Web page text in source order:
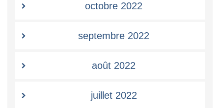
octobre 2022
septembre 2022
août 2022
juillet 2022